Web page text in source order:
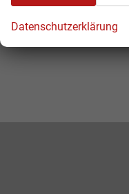
Datenschutzerklärung